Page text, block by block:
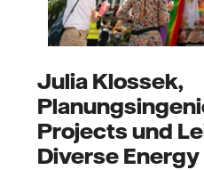
Julia Klossek,
Projects und
Diverse